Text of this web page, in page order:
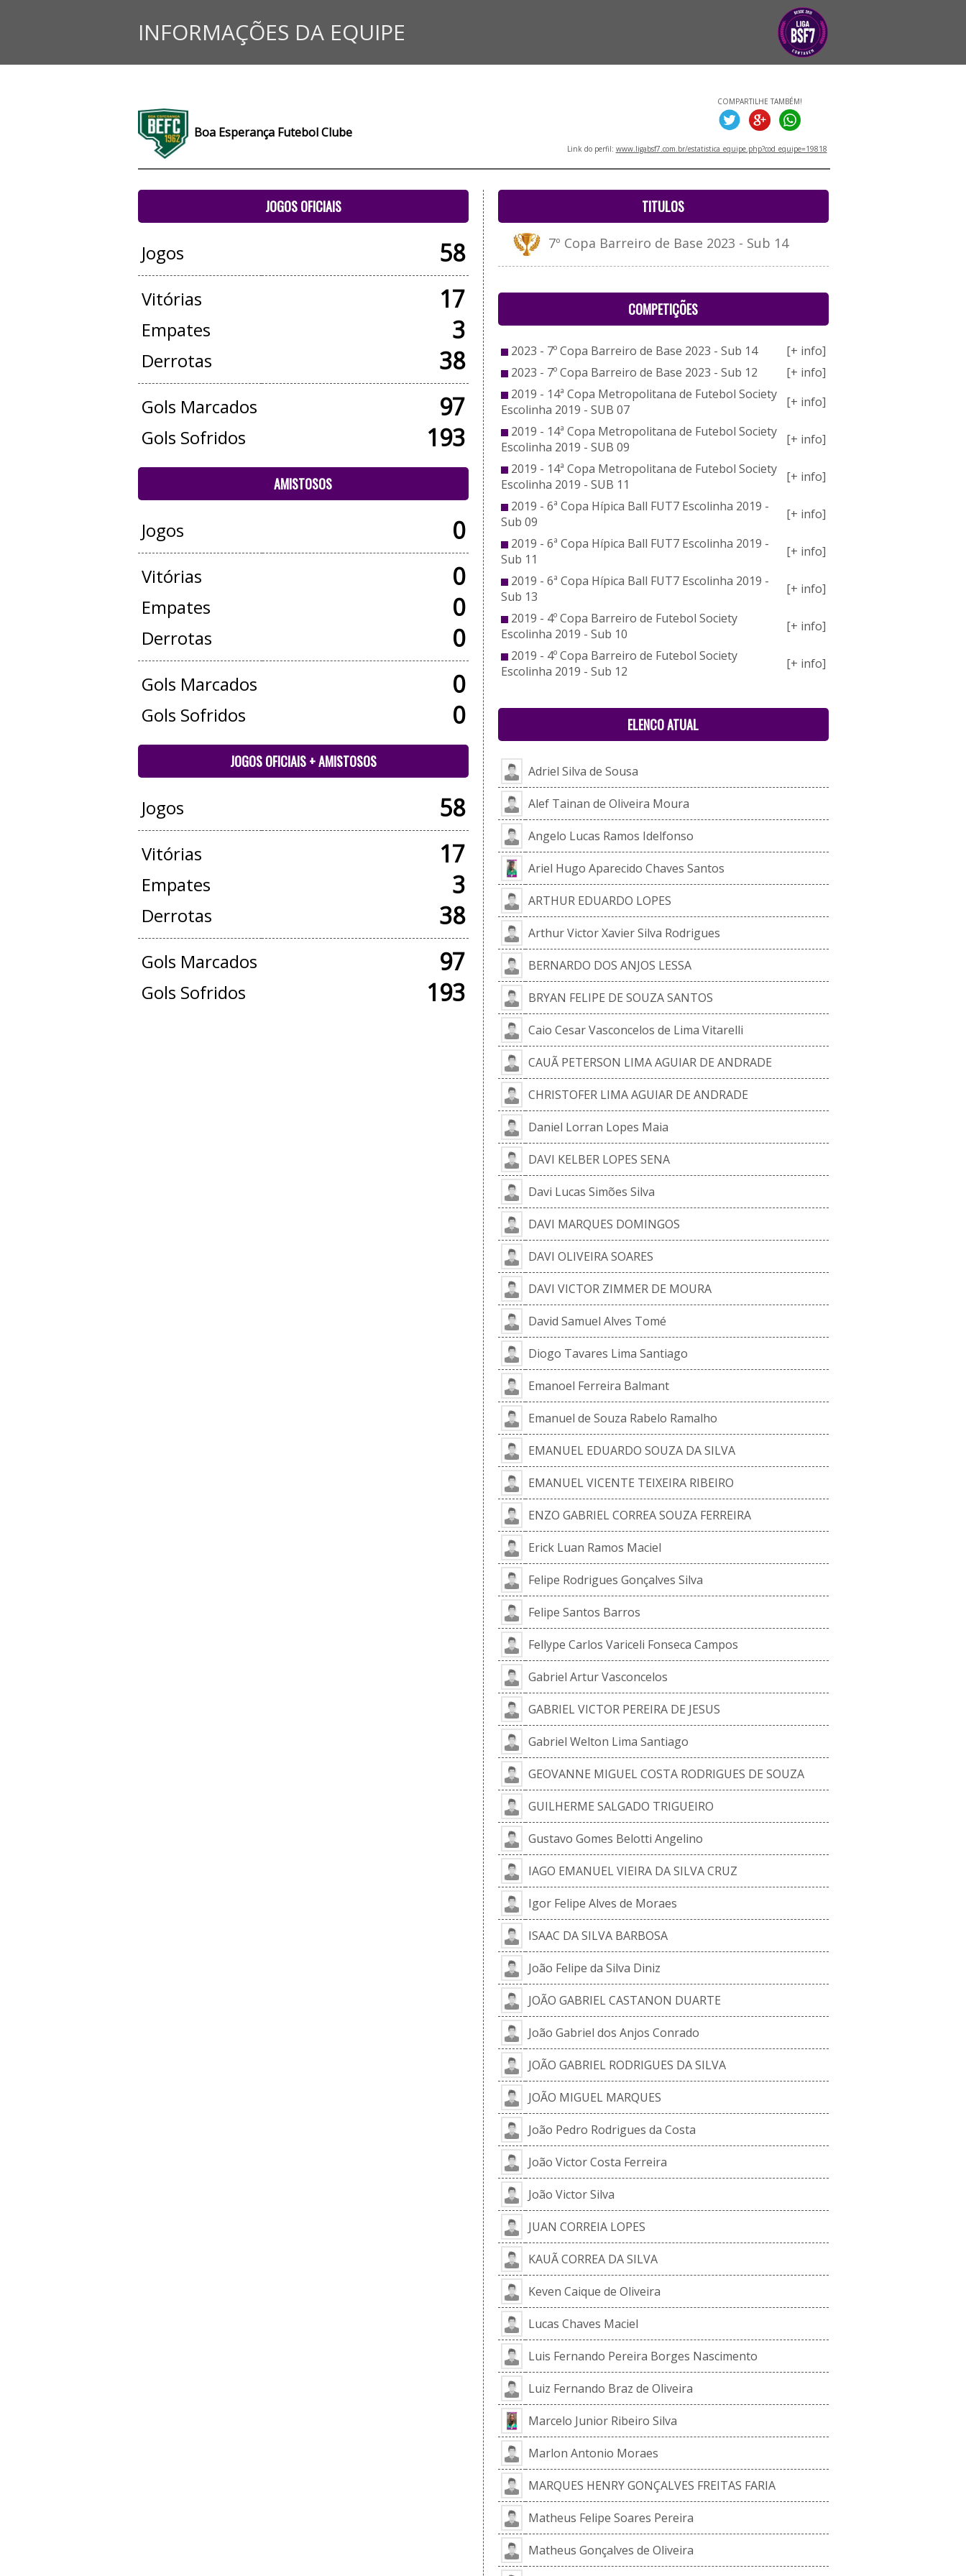
INFORMAÇÕES DA EQUIPE
Boa Esperança Futebol Clube
COMPARTILHE TAMBÉM!
Link do perfil: www.ligabsf7.com.br/estatistica_equipe.php?cod_equipe=19818
JOGOS OFICIAIS
Jogos 58
Vitórias 17
Empates 3
Derrotas 38
Gols Marcados 97
Gols Sofridos 193
AMISTOSOS
Jogos 0
Vitórias 0
Empates 0
Derrotas 0
Gols Marcados 0
Gols Sofridos 0
JOGOS OFICIAIS + AMISTOSOS
Jogos 58
Vitórias 17
Empates 3
Derrotas 38
Gols Marcados 97
Gols Sofridos 193
TITULOS
7º Copa Barreiro de Base 2023 - Sub 14
COMPETIÇÕES
2023 - 7º Copa Barreiro de Base 2023 - Sub 14
[+ info]
2023 - 7º Copa Barreiro de Base 2023 - Sub 12
[+ info]
2019 - 14ª Copa Metropolitana de Futebol Society
Escolinha 2019 - SUB 07
[+ info]
2019 - 14ª Copa Metropolitana de Futebol Society
Escolinha 2019 - SUB 09
[+ info]
2019 - 14ª Copa Metropolitana de Futebol Society
Escolinha 2019 - SUB 11
[+ info]
2019 - 6ª Copa Hípica Ball FUT7 Escolinha 2019 -
Sub 09
[+ info]
2019 - 6ª Copa Hípica Ball FUT7 Escolinha 2019 -
Sub 11
[+ info]
2019 - 6ª Copa Hípica Ball FUT7 Escolinha 2019 -
Sub 13
[+ info]
2019 - 4º Copa Barreiro de Futebol Society
Escolinha 2019 - Sub 10
[+ info]
2019 - 4º Copa Barreiro de Futebol Society
Escolinha 2019 - Sub 12
[+ info]
ELENCO ATUAL
Adriel Silva de Sousa
Alef Tainan de Oliveira Moura
Angelo Lucas Ramos Idelfonso
Ariel Hugo Aparecido Chaves Santos
ARTHUR EDUARDO LOPES
Arthur Victor Xavier Silva Rodrigues
BERNARDO DOS ANJOS LESSA
BRYAN FELIPE DE SOUZA SANTOS
Caio Cesar Vasconcelos de Lima Vitarelli
CAUÃ PETERSON LIMA AGUIAR DE ANDRADE
CHRISTOFER LIMA AGUIAR DE ANDRADE
Daniel Lorran Lopes Maia
DAVI KELBER LOPES SENA
Davi Lucas Simões Silva
DAVI MARQUES DOMINGOS
DAVI OLIVEIRA SOARES
DAVI VICTOR ZIMMER DE MOURA
David Samuel Alves Tomé
Diogo Tavares Lima Santiago
Emanoel Ferreira Balmant
Emanuel de Souza Rabelo Ramalho
EMANUEL EDUARDO SOUZA DA SILVA
EMANUEL VICENTE TEIXEIRA RIBEIRO
ENZO GABRIEL CORREA SOUZA FERREIRA
Erick Luan Ramos Maciel
Felipe Rodrigues Gonçalves Silva
Felipe Santos Barros
Fellype Carlos Variceli Fonseca Campos
Gabriel Artur Vasconcelos
GABRIEL VICTOR PEREIRA DE JESUS
Gabriel Welton Lima Santiago
GEOVANNE MIGUEL COSTA RODRIGUES DE SOUZA
GUILHERME SALGADO TRIGUEIRO
Gustavo Gomes Belotti Angelino
IAGO EMANUEL VIEIRA DA SILVA CRUZ
Igor Felipe Alves de Moraes
ISAAC DA SILVA BARBOSA
João Felipe da Silva Diniz
JOÃO GABRIEL CASTANON DUARTE
João Gabriel dos Anjos Conrado
JOÃO GABRIEL RODRIGUES DA SILVA
JOÃO MIGUEL MARQUES
João Pedro Rodrigues da Costa
João Victor Costa Ferreira
João Victor Silva
JUAN CORREIA LOPES
KAUÃ CORREA DA SILVA
Keven Caique de Oliveira
Lucas Chaves Maciel
Luis Fernando Pereira Borges Nascimento
Luiz Fernando Braz de Oliveira
Marcelo Junior Ribeiro Silva
Marlon Antonio Moraes
MARQUES HENRY GONÇALVES FREITAS FARIA
Matheus Felipe Soares Pereira
Matheus Gonçalves de Oliveira